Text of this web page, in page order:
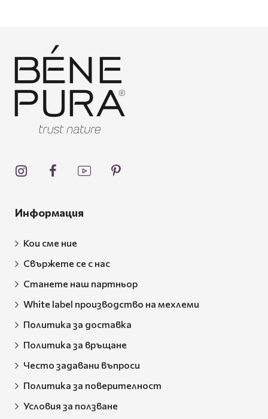
Информация
Кои сме ние
Свържете се с нас
Станете наш партньор
White label производство на мехлеми
Политика за доставка
Политика за връщане
Често задавани въпроси
Политика за поверителност
Условия за ползване